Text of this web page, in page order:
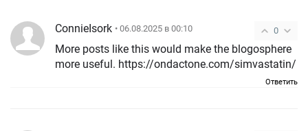
0
ConnieIsork • 06.08.2025 в 00:10
More posts like this would make the blogosphere
more useful. https://ondactone.com/simvastatin/
Ответить